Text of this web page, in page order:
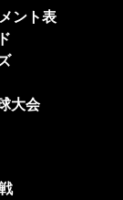
ント表
大会